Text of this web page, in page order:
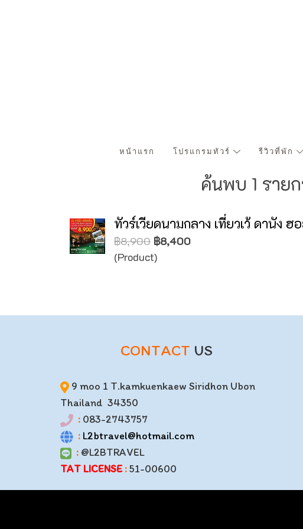
หน้าแรก โปรแกรมทัวร์ รีวิวที่พัก
ค้นพบ 1 ราย
ทัวร์เวียดนามกลาง เที่ยวเว้ ดานัง
฿8,900 ฿8,400
(Product)
CONTACT US
9 moo 1 T.kamkuenkaew Siridhon Ubon
Thailand 34350
: 083-2743757
: L2btravel@hotmail.com
: @L2BTRAVEL
TAT LICENSE:51-00600